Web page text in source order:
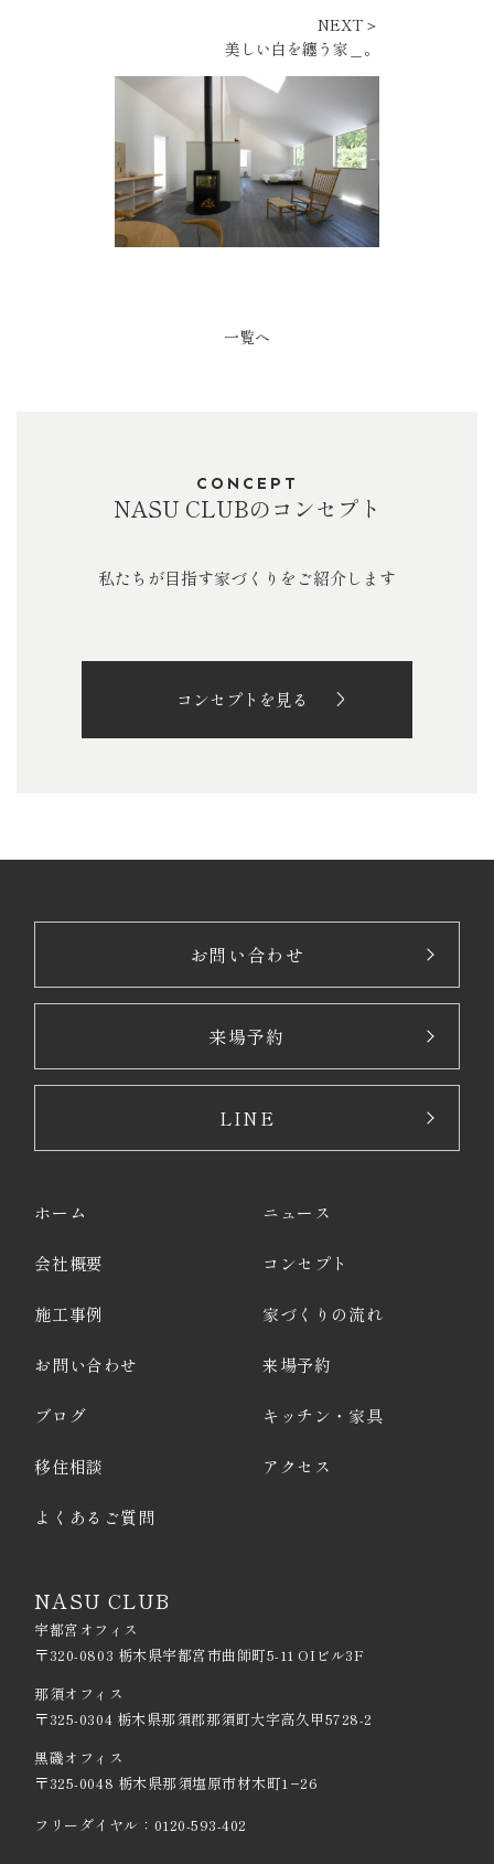
NEXT＞
美しい白を纏う家＿。
一覧へ
CONCEPT
NASU CLUBのコンセプト
私たちが目指す家づくりをご紹介します
コンセプトを見る
NASU CLUB
宇都宮オフィス
〒320-0803 栃木県宇都宮市曲師町5-11 OIビル3F
那須オフィス
〒325-0304 栃木県那須郡那須町大字高久甲5728-2
黒磯オフィス
〒325-0048 栃木県那須塩原市材木町1−26
フリーダイヤル： 0120-593-402
お問い合わせ
来場予約
LINE
ホーム ニュース
会社概要 コンセプト
施工事例 家づくりの流れ
お問い合わせ 来場予約
ブログ キッチン・家具
移住相談 アクセス
よくあるご質問